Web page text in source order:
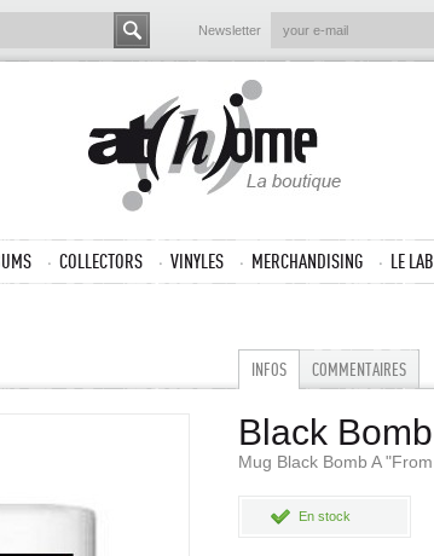
Newsletter
COLLECTORS VINYLES MERCHANDISING LE LAB
INFOS COMMENTAIRES
Black
Mug Black Bomb A
En stock